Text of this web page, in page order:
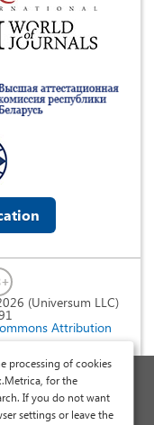
(Universum LLC)
Attribution
Policy
processing of cookies
for the
If you do not want
settings or leave the